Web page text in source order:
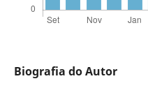
Biografia do Autor